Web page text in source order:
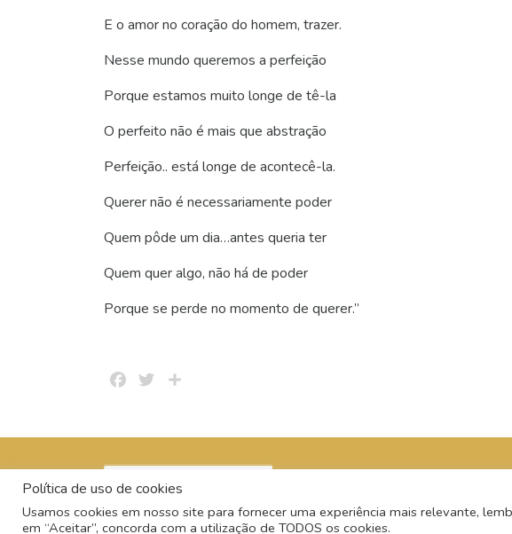
E o amor no coração do homem, trazer.
Nesse mundo queremos a perfeição
Porque estamos muito longe de tê-la
O perfeito não é mais que abstração
Perfeição.. está longe de acontecê-la.
Querer não é necessariamente poder
Quem pôde um dia…antes queria ter
Quem quer algo, não há de poder
Porque se perde no momento de querer.”
FacebookTwitter
Política de uso de cookies
Usamos cookies em nosso site para fornecer uma experiência mais relevante,
em “Aceitar”, concorda com a utilização de TODOS os cookies.